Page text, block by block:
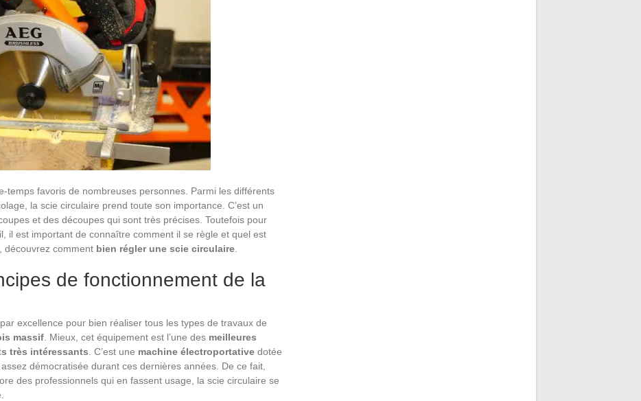
temps favoris de nombreuses personnes. Parmi les différents
la scie circulaire prend toute son importance. C’est un
et des découpes qui sont très précises. Toutefois pour
il est important de connaître comment il se règle et quel est
découvrez comment bien régler une scie circulaire
de fonctionnement de la
excellence pour bien réaliser tous les types de travaux de
massif . Mieux, cet équipement est l’une des meilleures
très intéressants . C’est une machine électroportative dotée
assez démocratisée durant ces dernières années. De ce fait,
des professionnels qui en fassent usage, la scie circulaire se